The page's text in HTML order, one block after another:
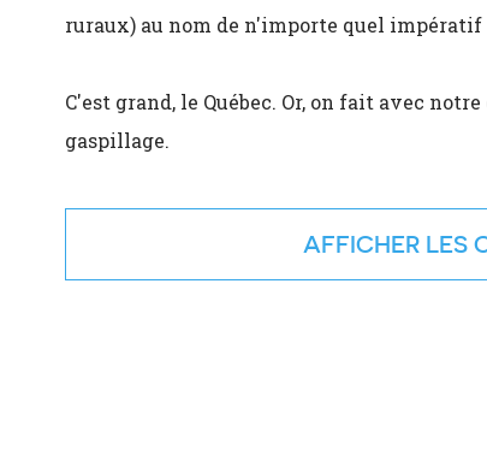
ruraux) au nom de n'importe quel
C'est grand, le Québec. Or, on fait avec
gaspillage.